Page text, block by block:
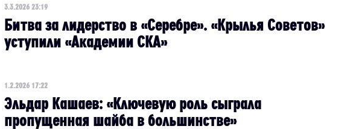
3.3.2026 23:19
Битва за лидерство в «Серебре». «Крылья Советов»
уступили «Академии СКА»
1.2.2026 17:22
Эльдар Кашаев: «Ключевую роль сыграла
пропущенная шайба в большинстве»